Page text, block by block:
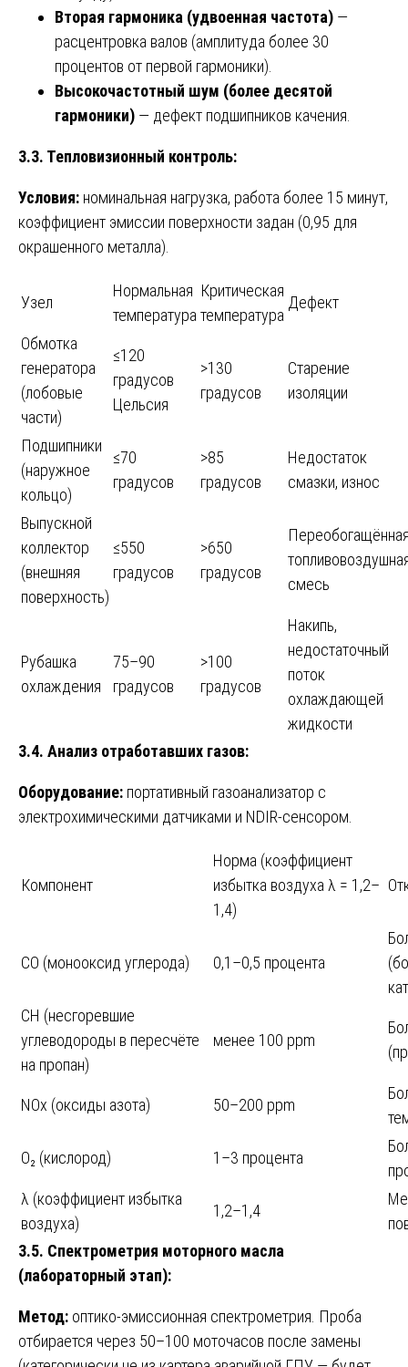
Вторая гармоника (удвоенная частота) —
расцентровка валов (амплитуда более 30
процентов от первой гармоники).
Высокочастотный шум (более десятой
гармоники) — дефект подшипников качения.
3.3. Тепловизионный контроль:
Условия: номинальная нагрузка, работа более 15 минут,
коэффициент эмиссии поверхности задан (0,95 для
окрашенного металла).
Узел
Нормальная
температура
Критическая
температура
Дефект
Обмотка
генератора
(лобовые
части)
≤120
градусов
Цельсия
>130
градусов
Старение
изоляции
Подшипники
(наружное
кольцо)
≤70
градусов
>85
градусов
Недостаток
смазки, износ
Выпускной
коллектор
(внешняя
поверхность)
≤550
градусов
>650
градусов
смесь
Рубашка
охлаждения
75–90
градусов
>100
градусов
Накипь,
недостаточный
поток
охлаждающей
жидкости
3.4. Анализ отработавших газов:
Оборудование: портативный газоанализатор с
электрохимическими датчиками и NDIR-сенсором.
Компонент
Норма (коэффициент
избытка воздуха λ = 1,2–
1,4)
CO (монооксид углерода) 0,1–0,5 процента
CH (несгоревшие
углеводороды в пересчёте
на пропан)
менее 100 ppm
NOx (оксиды азота) 50–200 ppm
O₂ (кислород) 1–3 процента
λ (коэффициент избытка
воздуха)
1,2–1,4
3.5. Спектрометрия моторного масла
(лабораторный этап):
Метод: оптико-эмиссионная спектрометрия. Проба
отбирается через 50–100 моточасов после замены